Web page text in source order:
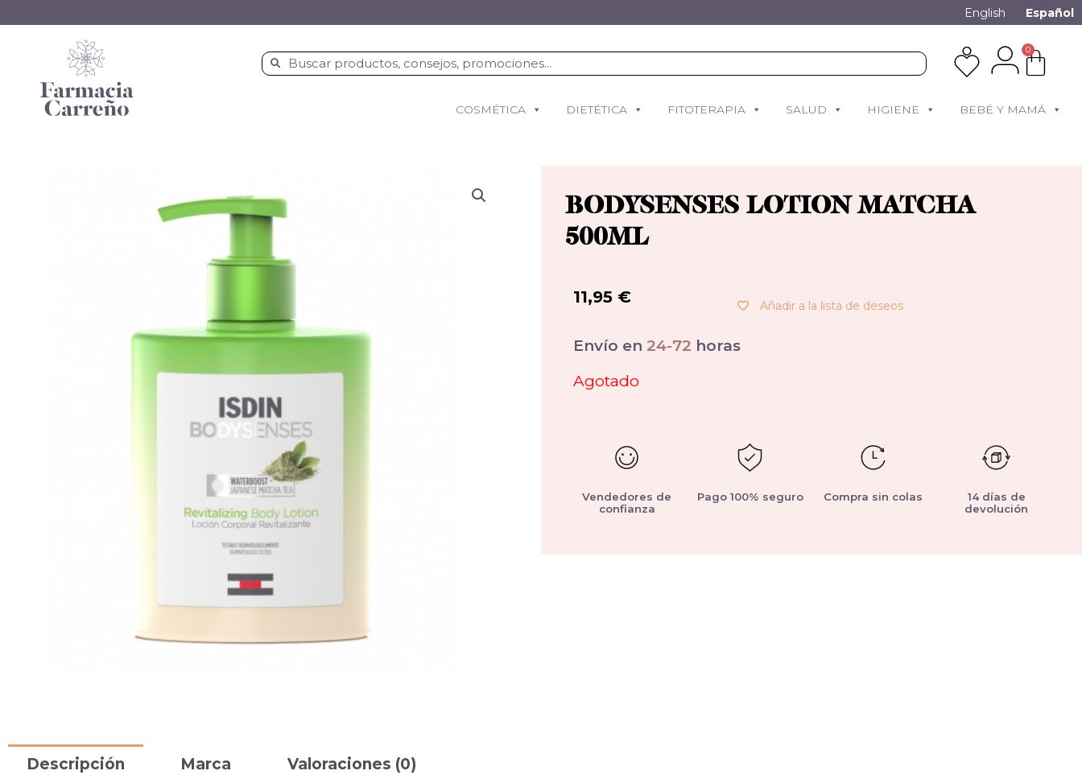
English Español
0
COSMÉTICA DIETÉTICA FITOTERAPIA SALUD HIGIENE BEBÉ Y MAMÁ
BODYSENSES LOTION MATCHA
500ML
11,95 € Añadir a la lista de deseos
Envío en 24-72 horas
Agotado
Vendedores de
confianza
Pago 100% seguro Compra sin colas
14 días de
devolución
Descripción Marca Valoraciones (0)